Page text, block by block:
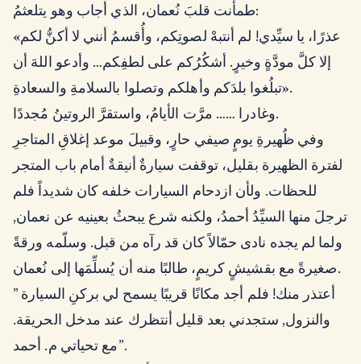
طمأنت قلبَ نُعمان، الذي أجاب وهو يتلعثمُ:
«عذرًا، يا سيِّدي! لم أنتبهْ لصوتِكم، وأُقسمُ أنني لا أكنُّ لكم
إلا كلَّ مودَّةٍ وخيرٍ. أشكُرُكم على لطفِكم… وأدعو اللهَ أن
تبلُغوا بلدَكم وأهلكم وتصلوا بالسلامةِ والسعادةِ».
وغادرا …… مرَّت الأيامُ، واستقرَّ الروتينُ مُجددًا.
وفي ظُهيرةِ يومٍ صيفي حارٍ، وقبيلَ موعد إغلاقِ المتاجرِ
لفترة الظهيرة بقليل، توقفت سيارةٌ أنيقةٌ أمام باب المتجر
للحظات. ولأن ازدحام السيارات خلفه كان شديداً فلم
ترجلَ منها السيِّدُ أحمدُ، ولكنه شرع يبحثُ بعينيه عن نعمان,
ولما لم يجده نادى حمّالاً كان قد رآه من قبل. وسلّمه ورقةً
صغيرةً مع بقشيشٍ كريمٍ، طالبًا منه أن يُسلِّمَها إلى نُعمان.
” أعتذر منك! فلم أجد مكانًا قريبًا يسمح لي بركنِ السيارة
والنزول, ستجدني بعد قليل أنتظرك عند مدخل الحريقة.
مع تحياتي م. أحمد”.